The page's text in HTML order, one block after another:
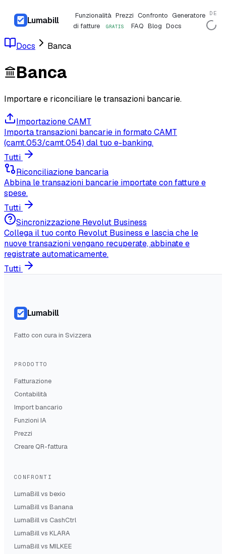
Lumabill Funzionalità Prezzi Confronto Generatore
di fatture
GRATIS FAQ Blog Docs
DE
Docs Banca
Banca
Importare e riconciliare le transazioni bancarie.
Importazione CAMT
Importa transazioni bancarie in formato CAMT
(camt.053/camt.054) dal tuo e-banking.
Tutti
Riconciliazione bancaria
Abbina le transazioni bancarie importate con fatture e
spese.
Tutti
Sincronizzazione Revolut Business
Collega il tuo conto Revolut Business e lascia che le
nuove transazioni vengano recuperate, abbinate e
registrate automaticamente.
Tutti
Lumabill
Fatto con cura in Svizzera
PRODOTTO
Fatturazione
Contabilità
Import bancario
Funzioni IA
Prezzi
Creare QR-fattura
CONFRONTI
LumaBill vs bexio
LumaBill vs Banana
LumaBill vs CashCtrl
LumaBill vs KLARA
LumaBill vs MILKEE